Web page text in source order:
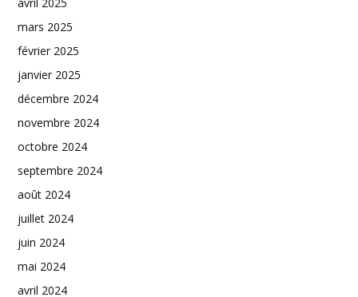
mars 2025
février 2025
janvier 2025
décembre 2024
novembre 2024
octobre 2024
septembre 2024
août 2024
juillet 2024
juin 2024
mai 2024
avril 2024